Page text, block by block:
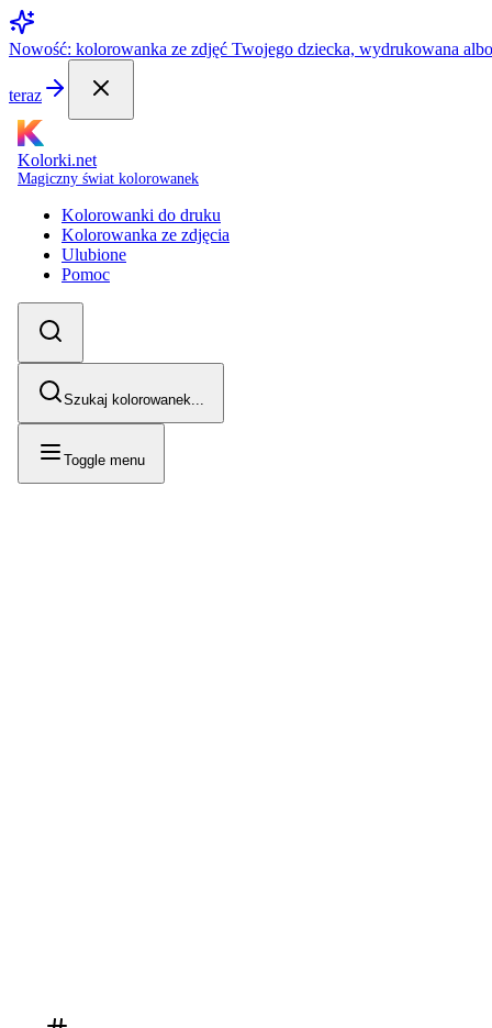
Nowość: kolorowanka ze zdjęć Twojego dziecka, wydrukowana
teraz
Kolorki.net
Magiczny świat kolorowanek
Kolorowanki do druku
Kolorowanka ze zdjęcia
Ulubione
Pomoc
Szukaj kolorowanek...
Toggle menu